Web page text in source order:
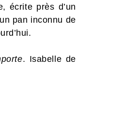
écrite près d’un
pan inconnu de
. Isabelle de